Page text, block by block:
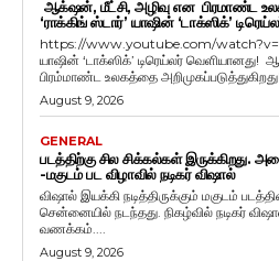
ஆக்‌ஷன், மீட்சி, அழிவு என பிரமாண்ட
‘ராக்கிங் ஸ்டார்’ யாஷின் ‘டாக்ஸிக்’
https://www.youtube.com/
யாஷின் ‘டாக்ஸிக்’ டிரெய்லர் வெளியானது!
August 9, 2026
GENERAL
படத்திற்கு சில சிக்கல்கள் இருக்கிறது.
-மகுடம் பட விழாவில் நடிகர் விஷால்
விஷால் இயக்கி நடித்திருக்கும் மகுடம்
சென்னையில் நடந்தது. நிகழ்வில் நடிகர் விஷால் பேசியதாவது, "அனைவருக்கும்
வணக்கம்....
August 9, 2026